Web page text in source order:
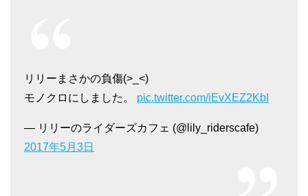
リリーまさかの負傷(>_<)
モノクロにしました。 pic.twitter.com/iEvXEZ2KbI
— リリーのライダーズカフェ (@lily_riderscafe)
2017年5月3日